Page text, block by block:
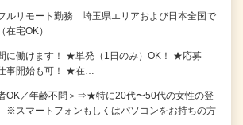
ルリモート勤務 埼玉県エリアおよび日本全国で
在宅OK）
に働けます！ ★単発（1日のみ）OK！ ★応募
事開始も可！ ★在…
OK／年齢不問＞⇒★特に20代〜50代の女性の登
スマートフォンもしくはパソコンをお持ちの方